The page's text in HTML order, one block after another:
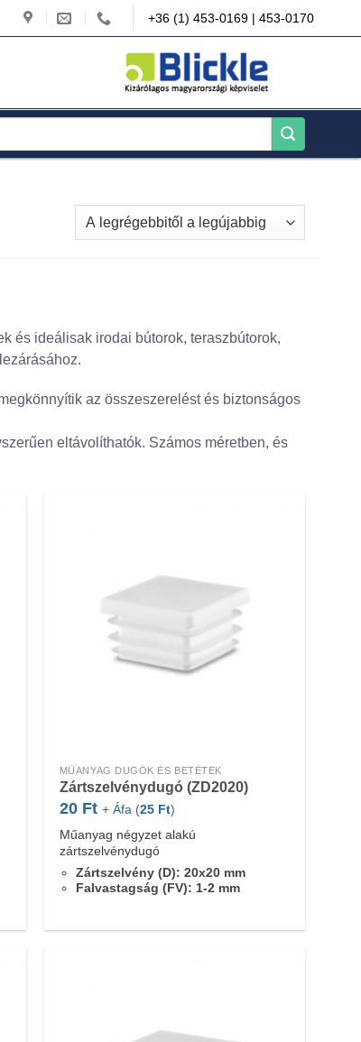
+36 (1) 453-0169 | 453-0170
és ideálisak irodai bútorok, teraszbútorok,
az összeszerelést és biztonságos
eltávolíthatók. Számos méretben, és
MŰANYAG DUGÓK ÉS BETÉTEK
Zártszelvénydugó (ZD2020)
20 Ft + Áfa (25 Ft)
Műanyag négyzet alakú
zártszelvénydugó
Zártszelvény (D): 20x20 mm
Falvastagság (FV): 1-2 mm